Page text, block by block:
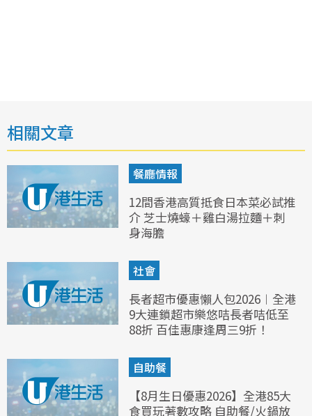
相關文章
餐廳情報
12間香港高質抵食日本菜必試推
介 芝士燒蠔＋雞白湯拉麵＋刺
身海膽
社會
長者超市優惠懶人包2026︱全港
9大連鎖超市樂悠咭長者咭低至
88折 百佳惠康逢周三9折！
自助餐
【8月生日優惠2026】全港85大
食買玩著數攻略 自助餐/火鍋放